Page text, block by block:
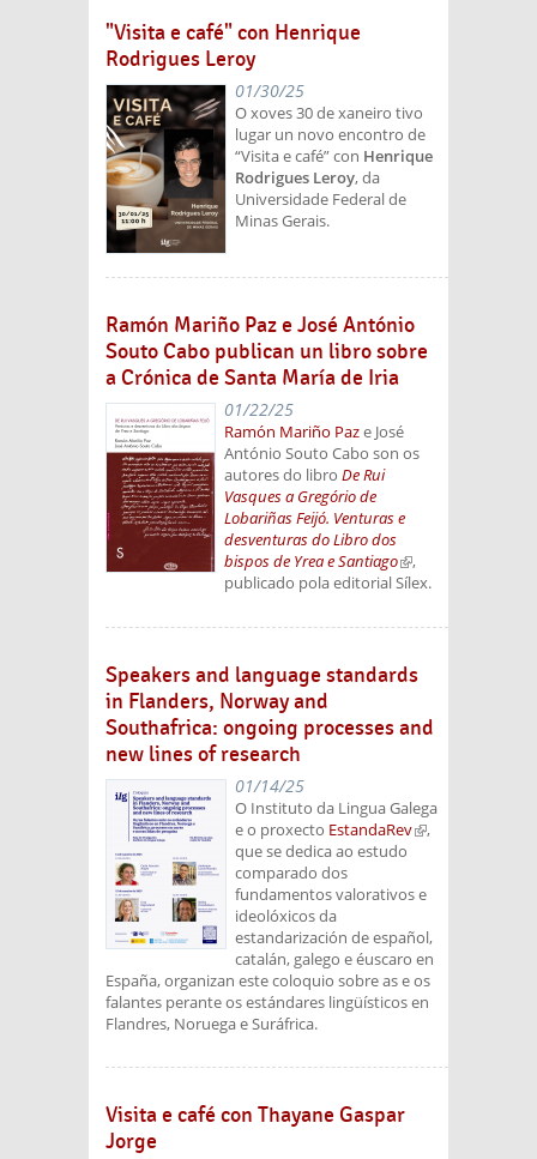
"Visita e café" con Henrique
Rodrigues Leroy
01/30/25
O xoves 30 de xaneiro tivo
lugar un novo encontro de
“Visita e café” con Henrique
Rodrigues Leroy, da
Universidade Federal de
Minas Gerais.
Ramón Mariño Paz e José António
Souto Cabo publican un libro sobre
a Crónica de Santa María de Iria
01/22/25
Ramón Mariño Paze José
António Souto Cabo son os
autores do libro De Rui
Vasques a Gregório de
Lobariñas Feijó. Venturas e
desventuras do Libro dos
bispos de Yrea e Santiago(link is
external)
,
publicado pola editorial Sílex.
Speakers and language standards
in Flanders, Norway and
Southafrica: ongoing processes and
new lines of research
01/14/25
O Instituto da Lingua Galega
e o proxecto EstandaRev(link is
,
que se dedica ao estudo
comparado dos
fundamentos valorativos e
ideolóxicos da
estandarización de español,
catalán, galego e éuscaro en
España, organizan este coloquio sobre as e os
falantes perante os estándares lingüísticos en
Flandres, Noruega e Suráfrica.
Visita e café con Thayane Gaspar
Jorge